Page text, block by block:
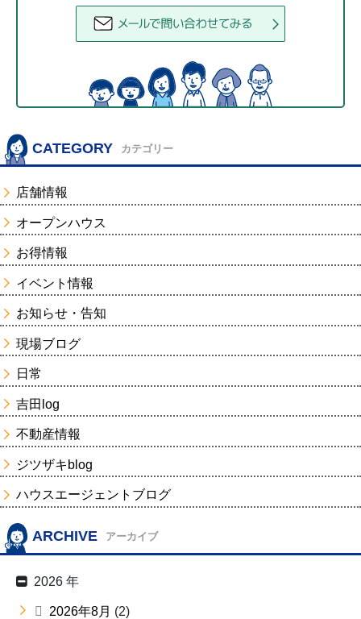
CATEGORY カテゴリー
店舗情報
オープンハウス
お得情報
イベント情報
お知らせ・告知
現場ブログ
日常
吉田log
不動産情報
ジツザキblog
ハウスエージェントブログ
ARCHIVE アーカイブ
2026 年
2026年8月 (2)